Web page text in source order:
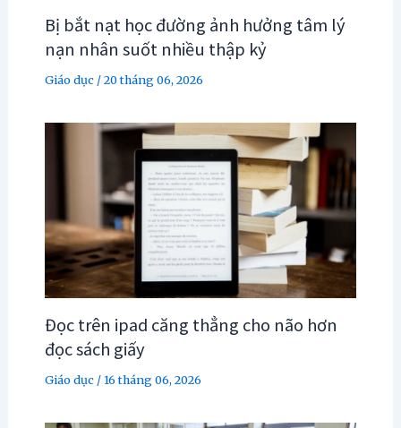
Bị bắt nạt học đường ảnh hưởng tâm lý
nạn nhân suốt nhiều thập kỷ
Giáo dục/20 tháng 06, 2026
Đọc trên ipad căng thẳng cho não hơn
đọc sách giấy
Giáo dục/16 tháng 06, 2026